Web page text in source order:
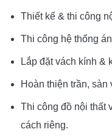
Thiết kế & thi công
Thi công hệ thống
Lắp đặt vách kính &
Hoàn thiện trần,
Thi công đồ nội thất
cách riêng.